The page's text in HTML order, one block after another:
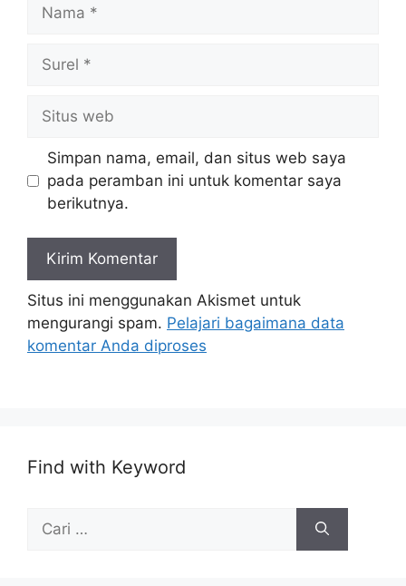
web
Simpan nama, email, dan situs web saya
pada peramban ini untuk komentar saya
berikutnya.
Situs ini menggunakan Akismet untuk
mengurangi spam. Pelajari bagaimana data
komentar Anda diproses
Find with Keyword
untuk: